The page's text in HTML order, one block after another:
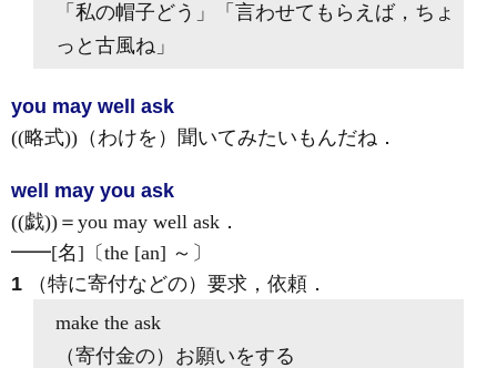
「私の帽子どう」「言わせてもらえば，ちょ
っと古風ね」
you may well ask
((略式))（わけを）聞いてみたいもんだね ．
well may you ask
((戯))＝you may well ask ．
━━[名] 〔the [an] ～〕
1 （特に寄付などの）要求，依頼 ．
make the ask
（寄付金の）お願いをする